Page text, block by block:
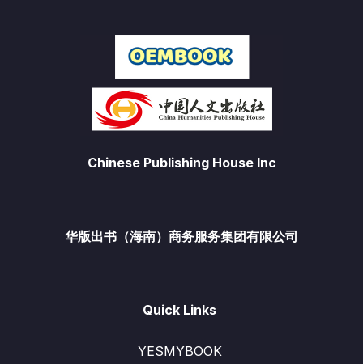
Chinese Publishing House Inc
华版出书（海南）商务服务集团有限公司
Quick Links
YESMYBOOK